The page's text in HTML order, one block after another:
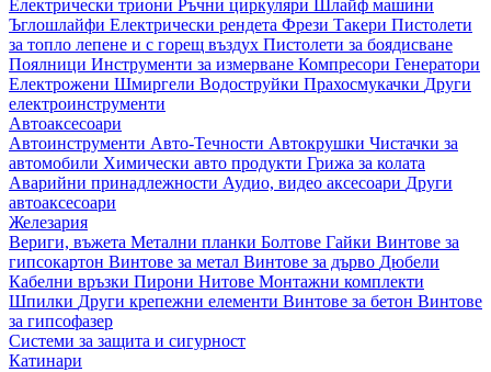
Електрически триони Ръчни циркуляри
Шлайф машини
Ъглошлайфи Електрически рендета Фрези Такери Пистолети
за топло лепене и с горещ въздух Пистолети за боядисване
Поялници Инструменти за измерване Компресори Генератори
Електрожени Шмиргели Водоструйки Прахосмукачки Други
електроинструменти
Автоаксесоари
Автоинструменти Авто-Течности Автокрушки Чистачки за
автомобили Химически авто продукти Грижа за колата
Аварийни принадлежности Аудио, видео аксесоари Други
автоаксесоари
Железария
Вериги, въжета Метални планки Болтове Гайки Винтове за
гипсокартон Винтове за метал Винтове за дърво Дюбели
Кабелни връзки Пирони Нитове Монтажни комплекти
Шпилки Други крепежни елементи Винтове за бетон Винтове
за гипсофазер
Системи за защита и сигурност
Катинари